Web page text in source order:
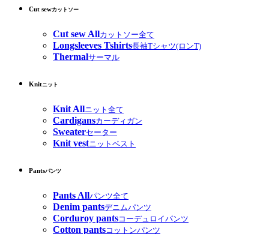
Cut sewカットソー
Cut sew Allカットソー全て
Longsleeves Tshirts長袖Tシャツ(ロンT)
Thermalサーマル
Knitニット
Knit Allニット全て
Cardigansカーディガン
Sweaterセーター
Knit vestニットベスト
Pantsパンツ
Pants Allパンツ全て
Denim pantsデニムパンツ
Corduroy pantsコーデュロイパンツ
Cotton pantsコットンパンツ